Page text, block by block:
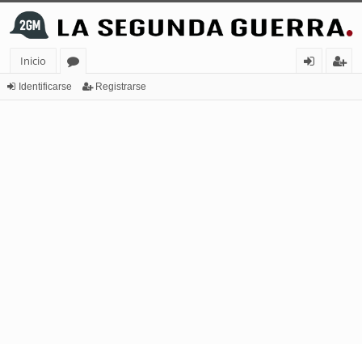
Inicio
or
Identificarse Registrarse